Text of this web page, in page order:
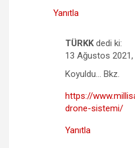
Yanıtla
TÜRKK dedi ki:
13 Ağustos 2021,
Koyuldu… Bkz.
https://
drone-sistemi/
Yanıtla